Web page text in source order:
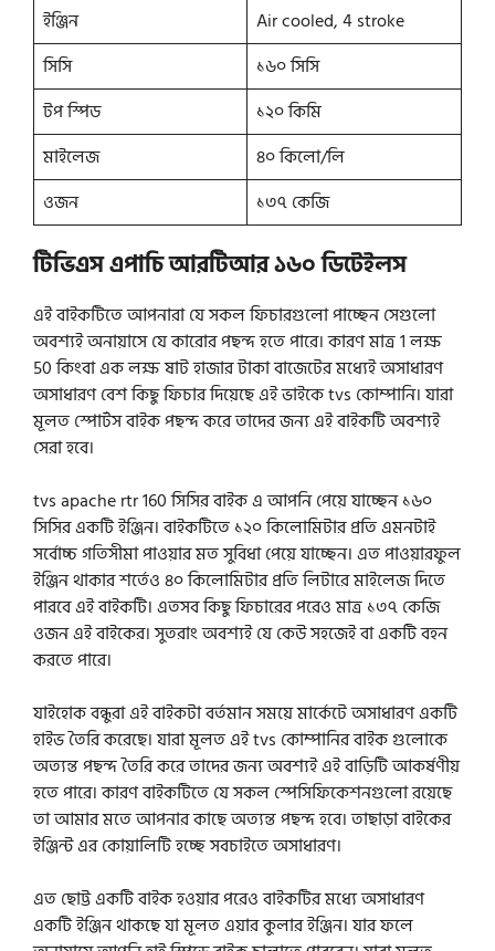
ইঞ্জিন
Air cooled, 4 stroke
সিসি
১৬০ সিসি
টপ স্পিড
১২০ কিমি
মাইলেজ
৪০ কিলো/লি
ওজন
১৩৭ কেজি
টিভিএস এপাচি আরটিআর ১৬০ ডিটেইলস
এই বাইকটিতে আপনারা যে সকল ফিচারগুলো পাচ্ছেন সেগুলো
অবশ্যই অনায়াসে যে কারোর পছন্দ হতে পারে। কারণ মাত্র 1 লক্ষ
50 কিংবা এক লক্ষ ষাট হাজার টাকা বাজেটের মধ্যেই অসাধারণ
অসাধারণ বেশ কিছু ফিচার দিয়েছে এই ভাইকে tvs কোম্পানি। যারা
মূলত স্পোর্টস বাইক পছন্দ করে তাদের জন্য এই বাইকটি অবশ্যই
সেরা হবে।
tvs apache rtr 160 সিসির বাইক এ আপনি পেয়ে যাচ্ছেন ১৬০
সিসির একটি ইঞ্জিন। বাইকটিতে ১২০ কিলোমিটার প্রতি এমনটাই
সর্বোচ্চ গতিসীমা পাওয়ার মত সুবিধা পেয়ে যাচ্ছেন। এত পাওয়ারফুল
ইঞ্জিন থাকার শর্তেও ৪০ কিলোমিটার প্রতি লিটারে মাইলেজ দিতে
পারবে এই বাইকটি। এতসব কিছু ফিচারের পরেও মাত্র ১৩৭ কেজি
ওজন এই বাইকের। সুতরাং অবশ্যই যে কেউ সহজেই বা একটি বহন
করতে পারে।
যাইহোক বন্ধুরা এই বাইকটা বর্তমান সময়ে মার্কেটে অসাধারণ একটি
হাইভ তৈরি করেছে। যারা মূলত এই tvs কোম্পানির বাইক গুলোকে
অত্যন্ত পছন্দ তৈরি করে তাদের জন্য অবশ্যই এই বাড়িটি আকর্ষণীয়
হতে পারে। কারণ বাইকটিতে যে সকল স্পেসিফিকেশনগুলো রয়েছে
তা আমার মতে আপনার কাছে অত্যন্ত পছন্দ হবে। তাছাড়া বাইকের
ইঞ্জিন্ট এর কোয়ালিটি হচ্ছে সবচাইতে অসাধারণ।
এত ছোট্ট একটি বাইক হওয়ার পরেও বাইকটির মধ্যে অসাধারণ
একটি ইঞ্জিন থাকছে যা মূলত এয়ার কুলার ইঞ্জিন। যার ফলে